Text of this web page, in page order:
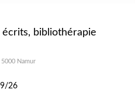
bibliothérapie
Namur
26